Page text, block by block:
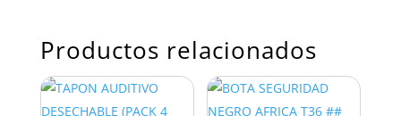
Productos relacionados